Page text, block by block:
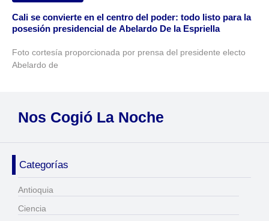
Cali se convierte en el centro del poder: todo listo para la
posesión presidencial de Abelardo De la Espriella
Foto cortesía proporcionada por prensa del presidente electo
Abelardo de
Nos Cogió La Noche
Categorías
Antioquia
Ciencia